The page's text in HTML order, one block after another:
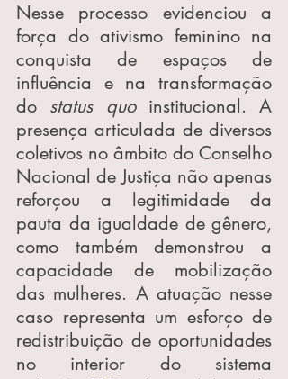
Nesse processo evidenciou a
força do ativismo feminino na
conquista de espaços de
influência e na transformação
do status quo institucional. A
presença articulada de diversos
coletivos no âmbito do Conselho
Nacional de Justiça não apenas
reforçou a legitimidade da
pauta da igualdade de gênero,
como também demonstrou a
capacidade de mobilização
das mulheres. A atuação nesse
caso representa um esforço de
redistribuição de oportunidades
no interior do sistema